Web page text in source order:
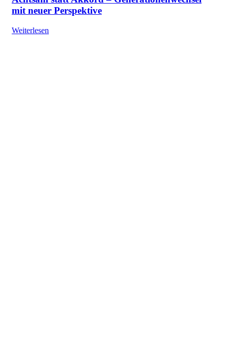
mit neuer Perspektive
Weiterlesen